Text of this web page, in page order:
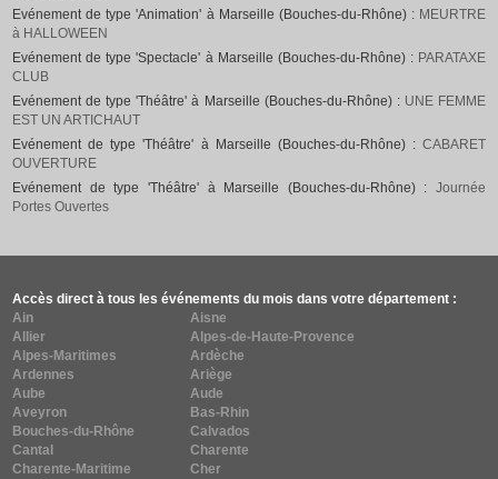
Evénement de type 'Animation' à Marseille (Bouches-du-Rhône) : MEURTRE
à HALLOWEEN
Evénement de type 'Spectacle' à Marseille (Bouches-du-Rhône) : PARATAXE
CLUB
Evénement de type 'Théâtre' à Marseille (Bouches-du-Rhône) : UNE FEMME
EST UN ARTICHAUT
Evénement de type 'Théâtre' à Marseille (Bouches-du-Rhône) : CABARET
OUVERTURE
Evénement de type 'Théâtre' à Marseille (Bouches-du-Rhône) : Journée
Portes Ouvertes
Accès direct à tous les événements du mois dans votre département :
Ain
Aisne
Allier
Alpes-de-Haute-Provence
Alpes-Maritimes
Ardèche
Ardennes
Ariège
Aube
Aude
Aveyron
Bas-Rhin
Bouches-du-Rhône
Calvados
Cantal
Charente
Charente-Maritime
Cher